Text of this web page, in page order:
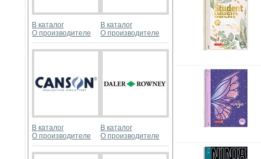
В каталог
О производителе
В каталог
О производителе
В каталог
О производителе
В каталог
О производителе